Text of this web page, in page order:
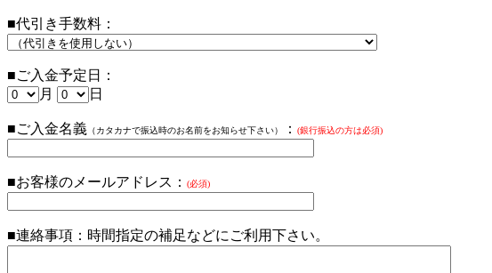
■代引き手数料：
■ご入金予定日：
月
日
■ご入金名義 （カタカナで振込時のお名前をお知らせ下さい） ： (銀行振込の方は必須)
■お客様のメールアドレス： (必須)
■連絡事項： 時間指定の補足などにご利用下さい。